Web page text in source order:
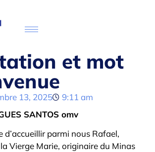
et mot
13, 2025
9:11 am
SANTOS omv
d’accueillir parmi nous Rafael,
Vierge Marie, originaire du Minas